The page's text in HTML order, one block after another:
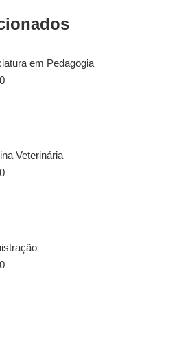
em Pedagogia
Veterinária